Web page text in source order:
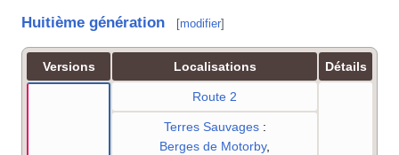
Huitième génération [modifier]
Versions Localisations Détails
Route 2
Terres Sauvages :
Berges de Motorby,